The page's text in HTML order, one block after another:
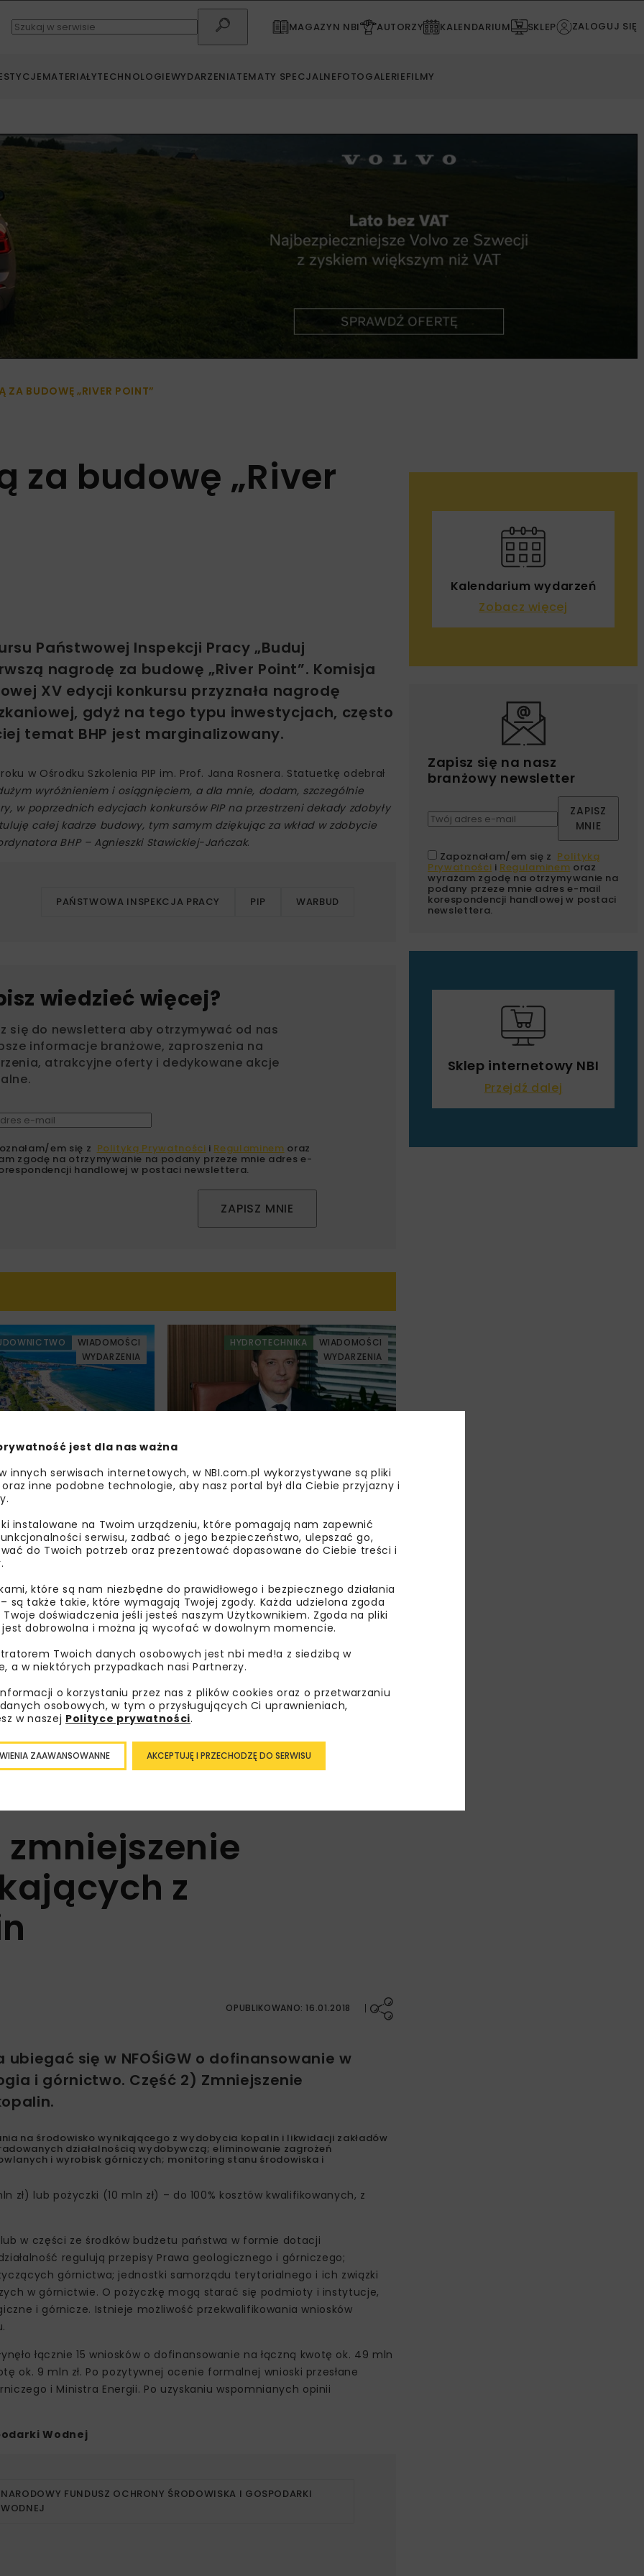
MAGAZYN NBI AUTORZY KALENDARIUM SKLEP ZALOGUJ SIĘ
MATERIAŁYTECHNOLOGIEWYDARZENIATEMATY SPECJALNEFOTOGALERIEFILMY
ZA BUDOWĘ „RIVER POINT”
za budowę „River
Państwowej Inspekcji Pracy „Buduj
nagrodę za budowę „River Point”. Komisja
XV edycji konkursu przyznała nagrodę
gdyż na tego typu inwestycjach, często
temat BHP jest marginalizowany.
w Ośrodku Szkolenia PIP im. Prof. Jana Rosnera. Statuetkę odebrał
wyróżnieniem i osiągnięciem, a dla mnie, dodam, szczególnie
w poprzednich edycjach konkursów PIP na przestrzeni dekady zdobyły
całej kadrze budowy, tym samym dziękując za wkład w zdobycie
BHP – Agnieszki Stawickiej-Jańczak.
PAŃSTWOWA INSPEKCJA PRACY PIP WARBUD
wiedzieć więcej?
się do newslettera aby otrzymywać od nas
informacje branżowe, zaproszenia na
atrakcyjne oferty i dedykowane akcje
em się z Polityką Prywatności i Regulaminem oraz
zgodę na otrzymywanie na podany przeze mnie adres e-
handlowej w postaci newslettera.
ZAPISZ MNIE
WIADOMOŚCI
WYDARZENIA
budowlane
poza
nadzorem
HYDROTECHNIKA
WIADOMOŚCI
WYDARZENIA
przeciwpowodziowe za blisko 1,5
mld zł
WYDARZENIA
WIADOMOŚCI
na forum
wodnej w Ukrainie
HYDROTECHNIKA
WIADOMOŚCI
WYDARZENIA
Pozwolenia wodnoprawne.
Wody Polskie zapowiadają
zmniejszenie
z
OPUBLIKOWANO: 16.01.2018
się w NFOŚiGW o dofinansowanie w
i górnictwo. Część 2) Zmniejszenie
na środowisko wynikającego z wydobycia kopalin i likwidacji zakładów
działalnością wydobywczą; eliminowanie zagrożeń
i wyrobisk górniczych; monitoring stanu środowiska i
lub pożyczki (10 mln zł) – do 100% kosztów kwalifikowanych, z
w części ze środków budżetu państwa w formie dotacji
regulują przepisy Prawa geologicznego i górniczego;
górnictwa; jednostki samorządu terytorialnego i ich związki
w górnictwie. O pożyczkę mogą starać się podmioty i instytucje,
i górnicze. Istnieje możliwość przekwalifikowania wniosków
łącznie 15 wniosków o dofinansowanie na łączną kwotę ok. 49 mln
ok. 9 mln zł. Po pozytywnej ocenie formalnej wnioski przesłane
i Ministra Energii. Po uzyskaniu wspomnianych opinii
Wodnej
NARODOWY FUNDUSZ OCHRONY ŚRODOWISKA I GOSPODARKI
WODNEJ
Kalendarium wydarzeń
Zobacz więcej
Zapisz się na nasz
branżowy newsletter
ZAPISZ
MNIE
Zapoznałam/em się z Polityką
Prywatności i Regulaminem oraz
wyrażam zgodę na otrzymywanie na
podany przeze mnie adres e-mail
korespondencji handlowej w postaci
newslettera.
Sklep internetowy NBI
Przejdź dalej
jest dla nas ważna
innych serwisach internetowych, w NBI.com.pl wykorzystywane są pliki
inne podobne technologie, aby nasz portal był dla Ciebie przyjazny i
instalowane na Twoim urządzeniu, które pomagają nam zapewnić
serwisu, zadbać o jego bezpieczeństwo, ulepszać go,
do Twoich potrzeb oraz prezentować dopasowane do Ciebie treści i
które są nam niezbędne do prawidłowego i bezpiecznego działania
są także takie, które wymagają Twojej zgody. Każda udzielona zgoda
doświadczenia jeśli jesteś naszym Użytkownikiem. Zgoda na pliki
dobrowolna i można ją wycofać w dowolnym momencie.
Twoich danych osobowych jest nbi med!a z siedzibą w
a w niektórych przypadkach nasi Partnerzy.
o korzystaniu przez nas z plików cookies oraz o przetwarzaniu
osobowych, w tym o przysługujących Ci uprawnieniach,
w naszej Polityce prywatności.
AKCEPTUJĘ I PRZECHODZĘ DO SERWISU
ZAAWANSOWANNE